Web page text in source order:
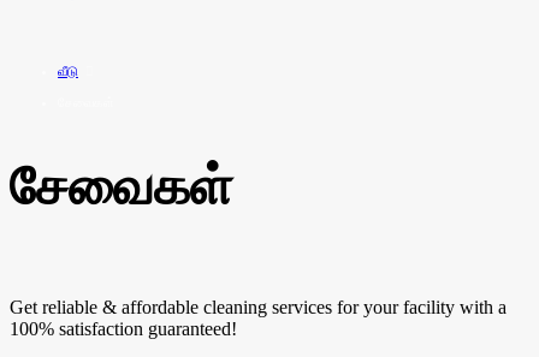
வீடு
சேவைகள்
Get reliable & affordable cleaning services for your facility with a
100% satisfaction guaranteed!